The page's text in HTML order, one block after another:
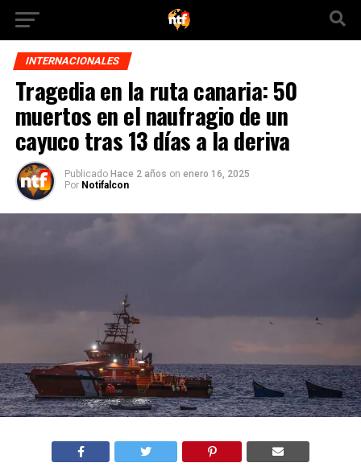
INTERNACIONALES
Tragedia en la ruta canaria: 50
muertos en el naufragio de un
cayuco tras 13 días a la deriva
Publicado Hace 2 años on enero 16, 2025
Por Notifalcon